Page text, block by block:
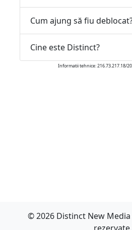
Cum ajung să fiu
Cine este Distinct?
Informatii tehnice: 216.73.217.18/
© 2026 Distinct New